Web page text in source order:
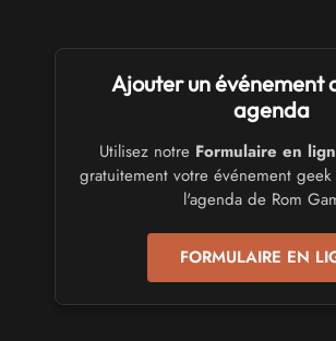
SALONS & CONVENTIONS GEEKS
Trolls et Légendes 2027
du 26 au 28 mars 2027 - à Mons
CULTURE JAPONAISE ET OTAKU
Mang'Azur 2027
les 24 et 25 avril 2027 - à Toulon
SALONS & CONVENTIONS GEEKS
Play Azur Festival 2027
Ajouter un événement
agenda
Utilisez notre Formulaire en
gratuitement votre événement
l'agenda de Rom
FORMULAIRE EN